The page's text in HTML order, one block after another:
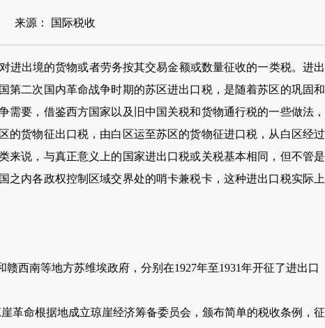
来源： 国际税收
进出境的货物或者劳务按其交易金额或数量征收的一类税。进出
第二次国内革命战争时期的苏区进出口税，是随着苏区的巩固和
要，借鉴西方国家以及旧中国关税和货物通行税的一些做法，
货物征出口税，由白区运至苏区的货物征进口税，从白区经过
说，与真正意义上的国家进出口税或关税基本相同，但不管是
内各政权控制区域交界处的哨卡兼税卡，这种进出口税实际上
南等地方苏维埃政府，分别在1927年至1931年开征了进出口
命根据地成立琼崖经济筹备委员会，颁布简单的税收条例，征